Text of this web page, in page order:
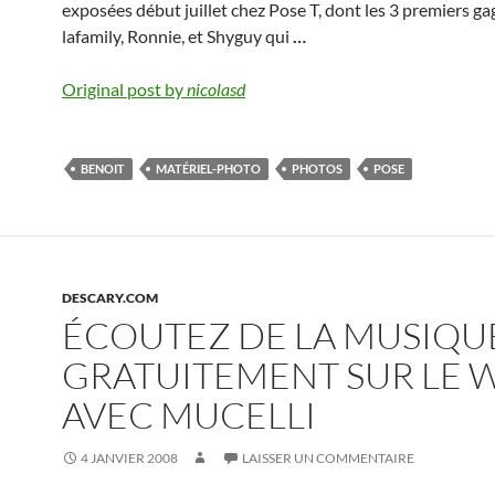
exposées début juillet chez Pose T, dont les 3 premiers
lafamily, Ronnie, et Shyguy qui …
Original post bynicolasd
BENOIT MATÉRIEL-PHOTO PHOTOS POSE
DESCARY.COM
ÉCOUTEZ DE LA
GRATUITEMENT SUR LE
AVEC MUCELLI
4 JANVIER 2008 LAISSER UN COMMENTAIRE